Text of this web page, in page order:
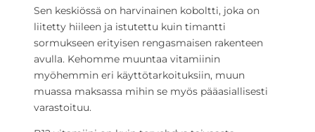
Sen keskiössä on harvinainen koboltti, joka on
liitetty hiileen ja istutettu kuin timantti
sormukseen erityisen rengasmaisen rakenteen
avulla. Kehomme muuntaa vitamiinin
myöhemmin eri käyttötarkoituksiin, muun
muassa maksassa mihin se myös pääasiallisesti
varastoituu.